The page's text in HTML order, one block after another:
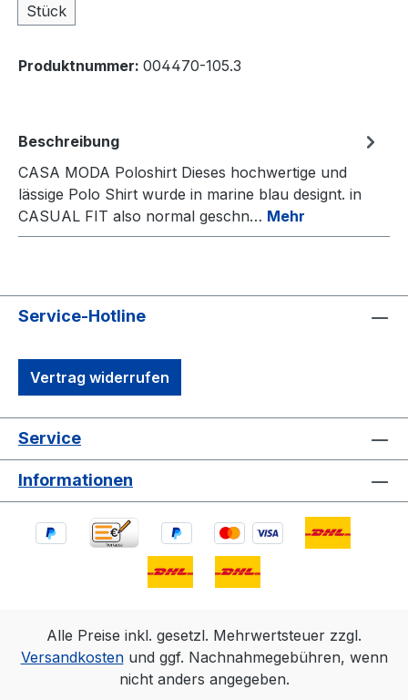
Stück
Produktnummer: 004470-105.3
Beschreibung
CASA MODA Poloshirt Dieses hochwertige und
lässige Polo Shirt wurde in marine blau designt. in
CASUAL FIT also normal geschn… Mehr
Service-Hotline
Vertrag widerrufen
Service
Informationen
Alle Preise inkl. gesetzl. Mehrwertsteuer zzgl.
Versandkostenund ggf. Nachnahmegebühren, wenn
nicht anders angegeben.